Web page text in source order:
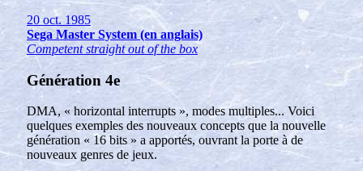
20 oct. 1985
Sega Master System (en anglais)
Competent straight out of the box
Génération 4e
DMA, « horizontal interrupts », modes multiples... Voici
quelques exemples des nouveaux concepts que la nouvelle
génération « 16 bits » a apportés, ouvrant la porte à de
nouveaux genres de jeux.